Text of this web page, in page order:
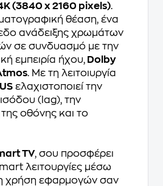
(3840 x 2160 pixels).
θέαση, ένα
ανάδειξης χρωμάτων
σε συνδυασμό με την
εμπειρία ήχου, Dolby
. Με τη λειτοιυργία
ελαχιστοποιεί την
(lag), την
οθόνης και το
TV, σου προσφέρει
λειτουργίες μέσω
χρήση εφαρμογών σαν